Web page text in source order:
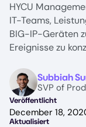
HYCU
IT-Teams,
BIG-IP-Geräten
Ereignisse zu
ImageSubbiah
SVP of
Veröffentlicht
December 18,
Aktualisiert